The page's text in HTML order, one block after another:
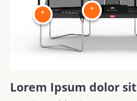
+
+
Lorem Ipsum dolor